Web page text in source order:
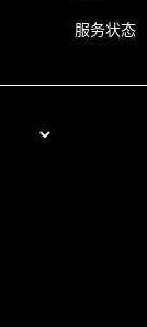
服务状态